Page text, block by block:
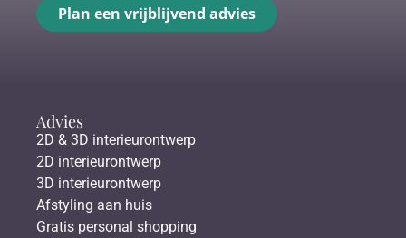
Plan een vrijblijvend advies
Advies
2D & 3D interieurontwerp
2D interieurontwerp
3D interieurontwerp
Afstyling aan huis
Gratis personal shopping